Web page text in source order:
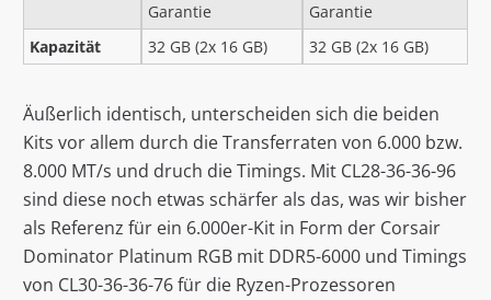
Garantie
Garantie
Kapazität
32 GB (2x 16 GB) 32 GB (2x 16 GB)
Äußerlich identisch, unterscheiden sich die beiden
Kits vor allem durch die Transferraten von 6.000 bzw.
8.000 MT/s und druch die Timings. Mit CL28-36-36-96
sind diese noch etwas schärfer als das, was wir bisher
als Referenz für ein 6.000er-Kit in Form der Corsair
Dominator Platinum RGB mit DDR5-6000 und Timings
von CL30-36-36-76 für die Ryzen-Prozessoren